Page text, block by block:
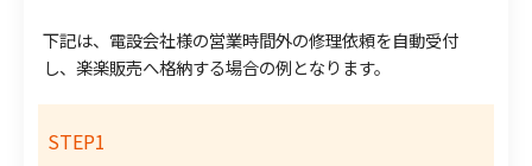
下記は、電設会社様の営業時間外の修理依頼を自動受付
し、楽楽販売へ格納する場合の例となります。
STEP1